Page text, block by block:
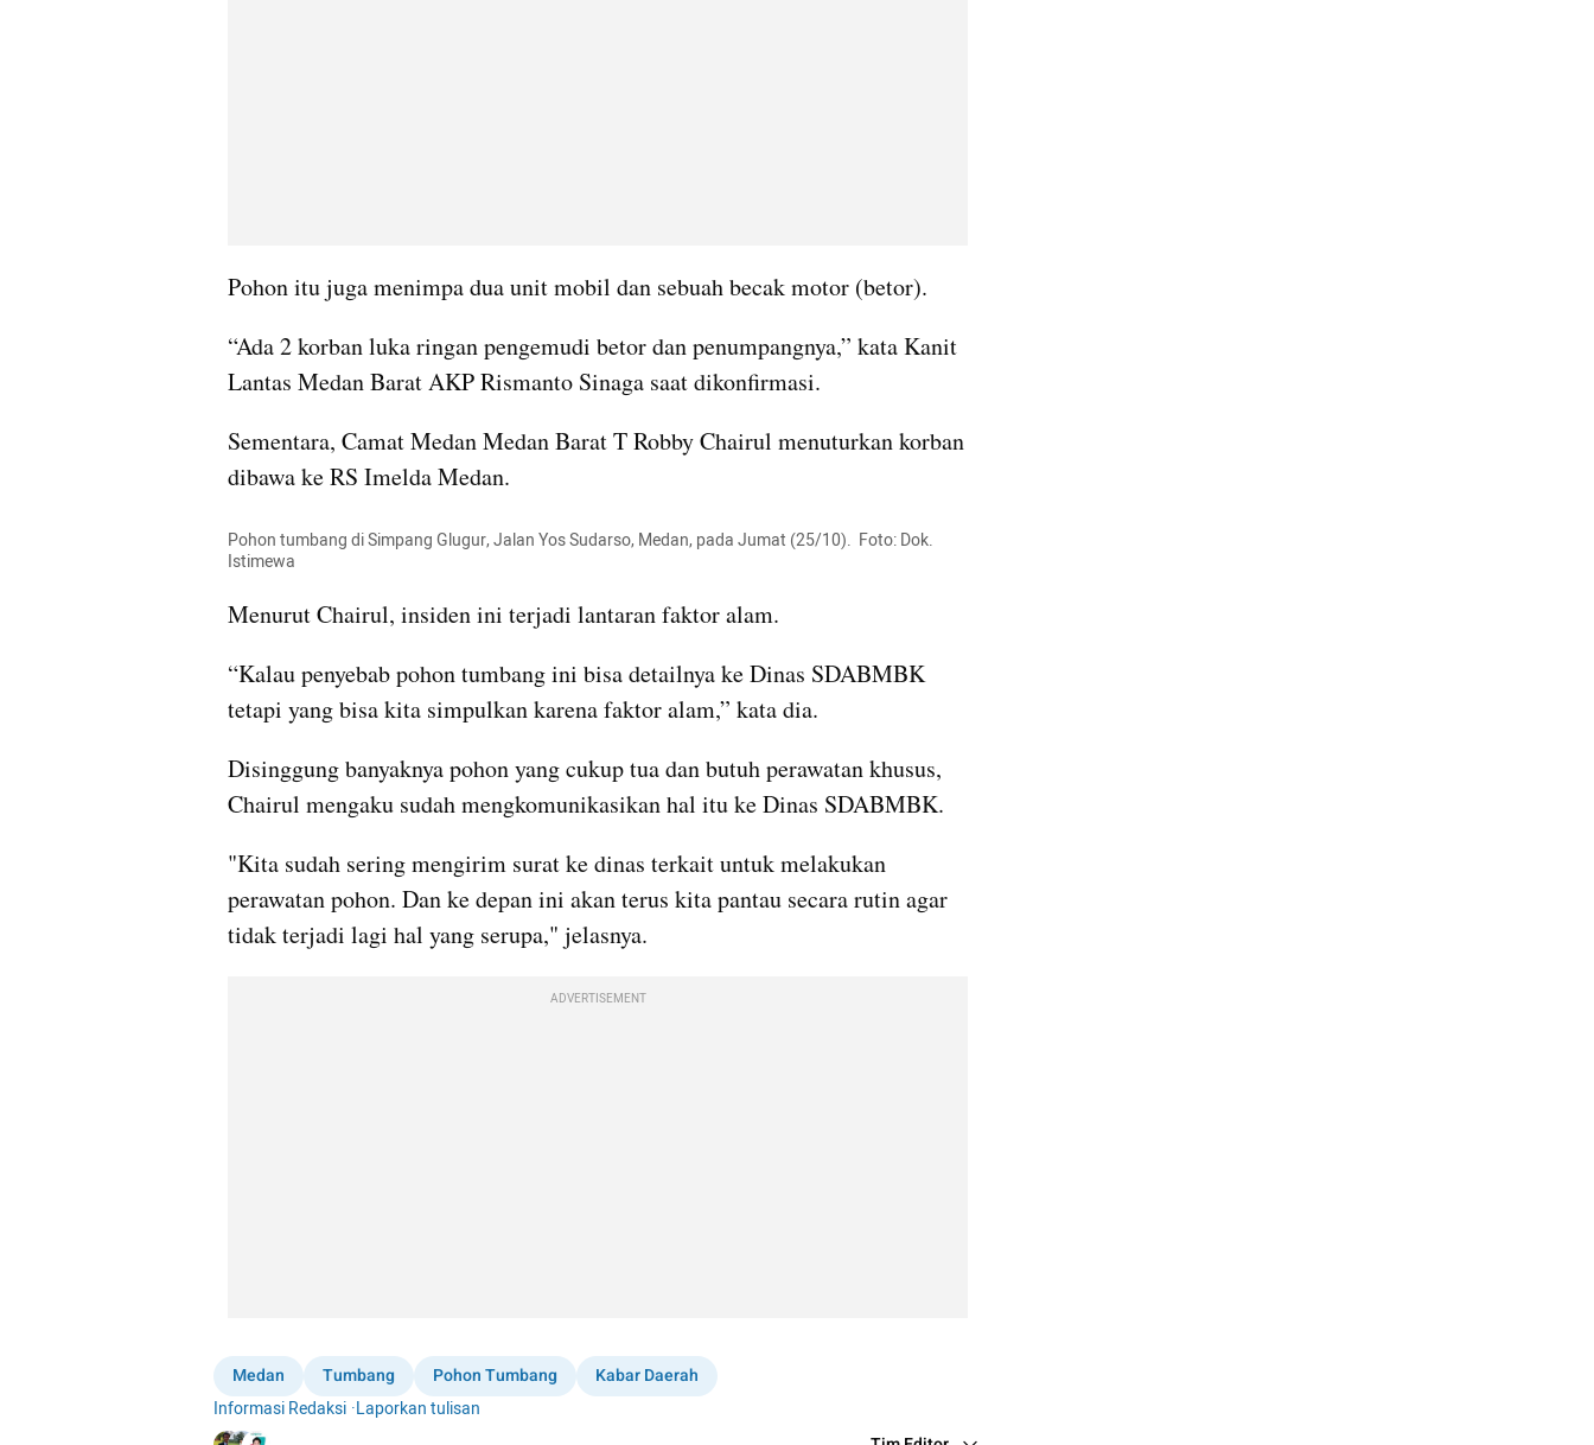
Pohon itu juga menimpa dua unit mobil dan sebuah becak motor (betor).
“Ada 2 korban luka ringan pengemudi betor dan penumpangnya,” kata Kanit
Lantas Medan Barat AKP Rismanto Sinaga saat dikonfirmasi.
Sementara, Camat Medan Medan Barat T Robby Chairul menuturkan korban
dibawa ke RS Imelda Medan.
Pohon tumbang di Simpang Glugur, Jalan Yos Sudarso, Medan, pada Jumat (25/10).  Foto: Dok.
Istimewa
Menurut Chairul, insiden ini terjadi lantaran faktor alam.
“Kalau penyebab pohon tumbang ini bisa detailnya ke Dinas SDABMBK
tetapi yang bisa kita simpulkan karena faktor alam,” kata dia.
Disinggung banyaknya pohon yang cukup tua dan butuh perawatan khusus,
Chairul mengaku sudah mengkomunikasikan hal itu ke Dinas SDABMBK.
"Kita sudah sering mengirim surat ke dinas terkait untuk melakukan
perawatan pohon. Dan ke depan ini akan terus kita pantau secara rutin agar
tidak terjadi lagi hal yang serupa," jelasnya.
ADVERTISEMENT
Medan Tumbang Pohon Tumbang
Kabar Daerah
Informasi Redaksi ·Laporkan tulisan